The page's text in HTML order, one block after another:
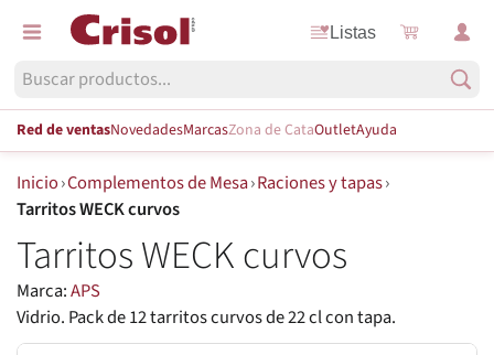
Listas
Red de ventasNovedadesMarcasZona de CataOutletAyuda
Inicio›Complementos de Mesa›Raciones y tapas›
Tarritos WECK curvos
Tarritos WECK curvos
Marca:APS
Vidrio. Pack de 12 tarritos curvos de 22 cl con tapa.